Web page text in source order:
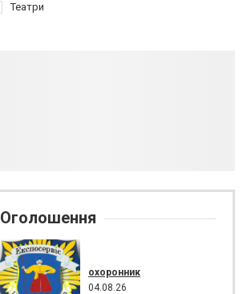
Театри
Оголошення
охоронник
04.08.26